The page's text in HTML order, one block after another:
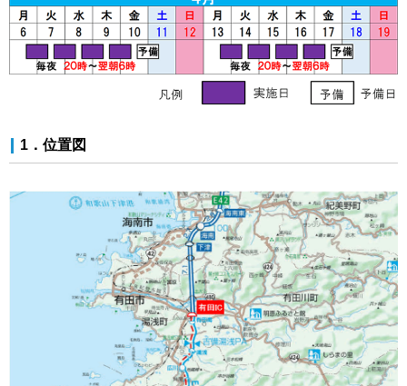
1．位置図